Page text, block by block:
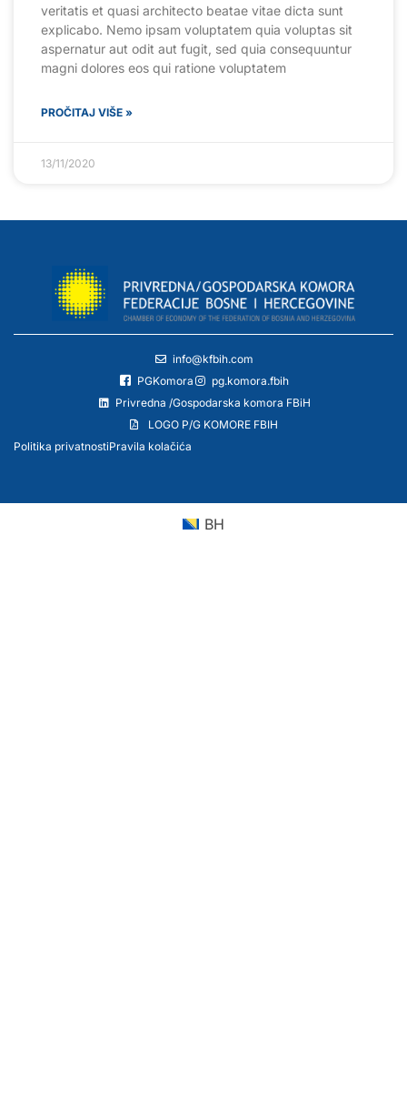
veritatis et quasi architecto beatae vitae dicta sunt
explicabo. Nemo ipsam voluptatem quia voluptas sit
aspernatur aut odit aut fugit, sed quia consequuntur
magni dolores eos qui ratione voluptatem
PROČITAJ VIŠE »
13/11/2020
info@kfbih.com
PGKomora
pg.komora.fbih
Privredna /Gospodarska komora FBiH
LOGO P/G KOMORE FBIH
Politika privatnostiPravila kolačića
BH